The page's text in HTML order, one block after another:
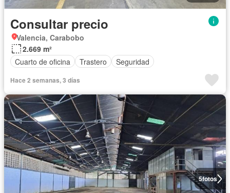
Consultar precio
Valencia, Carabobo
2.669 m²
Cuarto de oficina
Trastero Seguridad
Hace 2 semanas, 3 días
5fotos